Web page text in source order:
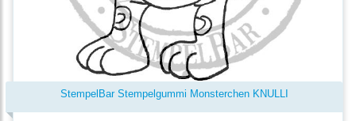
StempelBar Stempelgummi Monsterchen KNULLI